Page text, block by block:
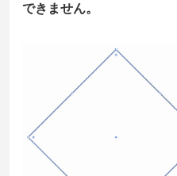
できません。